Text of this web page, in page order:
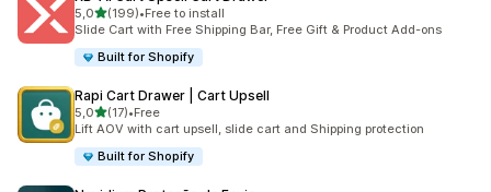
5,0de 5 estrelas
(199)
199 total de avaliações
•Free to install
Slide Cart with Free Shipping Bar, Free Gift & Product Add-ons
Built for Shopify
Rapi Cart Drawer | Cart Upsell
5,0de 5 estrelas
(17)
17 total de avaliações
•Free
Lift AOV with cart upsell, slide cart and Shipping protection
Built for Shopify